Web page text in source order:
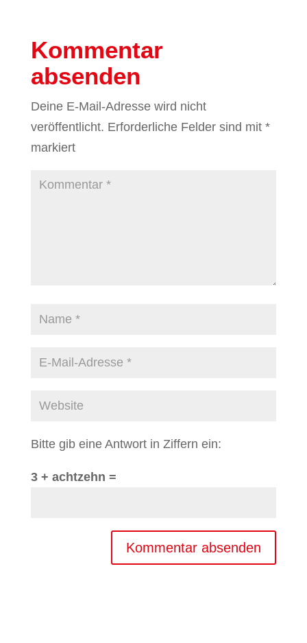
Kommentar
absenden
Deine E-Mail-Adresse wird nicht
veröffentlicht. Erforderliche Felder sind mit *
markiert
Bitte gib eine Antwort in Ziffern ein:
3 + achtzehn =